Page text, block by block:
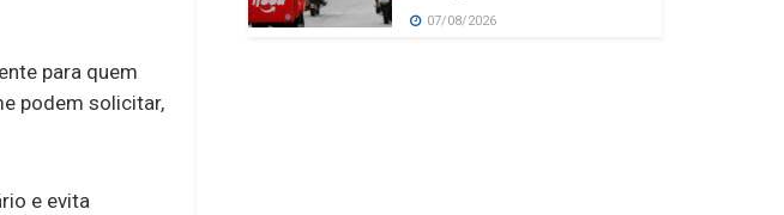
para quem
podem solicitar,
e evita
07/08/2026